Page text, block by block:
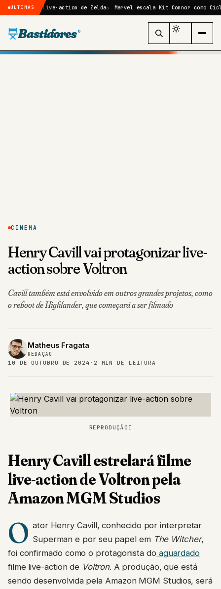
ÚLTIMAS
filme live-action de Zelda Marvel escala Kit Connor como Ciclope no
Bastidores ®
CINEMA
Henry Cavill vai protagonizar live-
action sobre Voltron
Cavill também está envolvido em outros grandes projetos, como
o reboot de Highlander, que começará a ser filmado
Matheus Fragata
REDAÇÃO
10 DE OUTUBRO DE 2024 · 2 MIN DE LEITURA
REPRODUÇÃOI
Henry Cavill estrelará filme
live-action de Voltron pela
Amazon MGM Studios
O ator Henry Cavill, conhecido por interpretar
Superman e por seu papel em The Witcher,
foi confirmado como o protagonista doaguardado
filme live-action de Voltron. A produção, que está
sendo desenvolvida pela Amazon MGM Studios, será